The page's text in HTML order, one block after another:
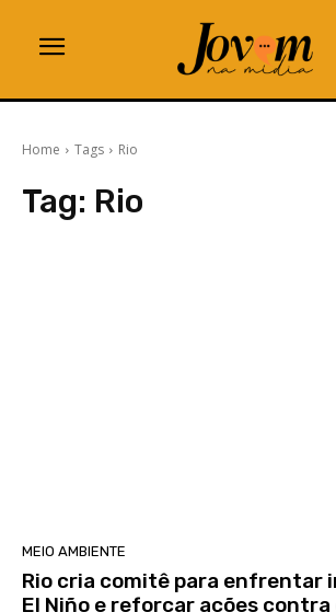
Home Tags Rio
Tag: Rio
MEIO AMBIENTE
Rio cria comitê para enfrentar
El Niño e reforçar ações